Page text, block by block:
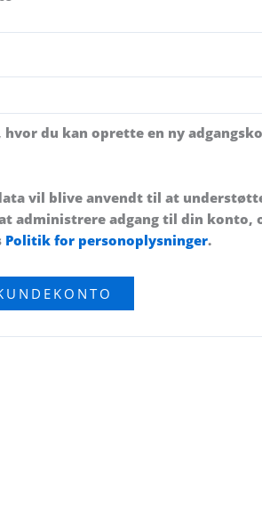
du kan oprette en ny
vil blive anvendt til at
administrere adgang til din konto,
Politik for personoplysninger.